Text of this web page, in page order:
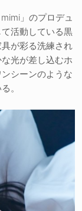
」のプロデュ
活動している黒
が彩る洗練され
光が差し込むホ
シーンのような
。